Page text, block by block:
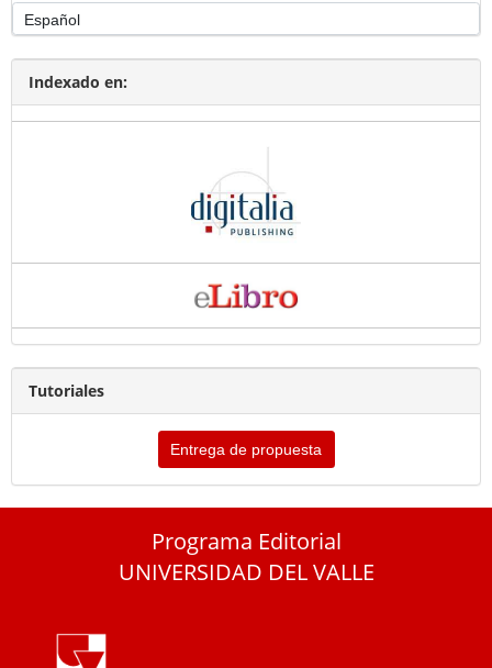
Indexado en:
Tutoriales
Entrega de propuesta
Programa Editorial
UNIVERSIDAD DEL VALLE